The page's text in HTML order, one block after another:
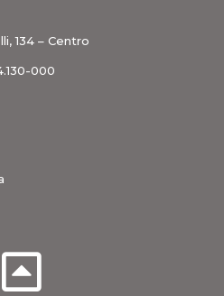
134 – Centro
000